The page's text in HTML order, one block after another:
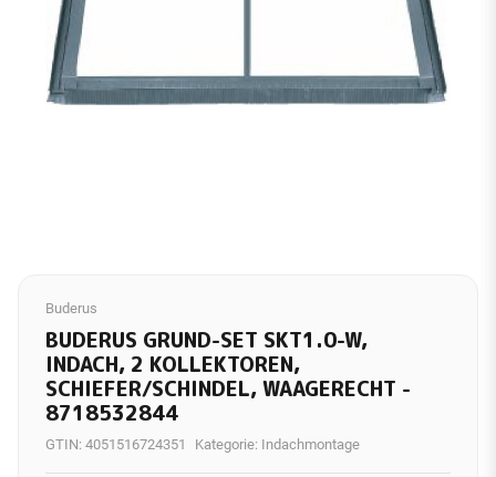
Buderus
BUDERUS GRUND-SET SKT1.0-W,
INDACH, 2 KOLLEKTOREN,
SCHIEFER/SCHINDEL, WAAGERECHT -
8718532844
GTIN: 4051516724351 Kategorie: Indachmontage